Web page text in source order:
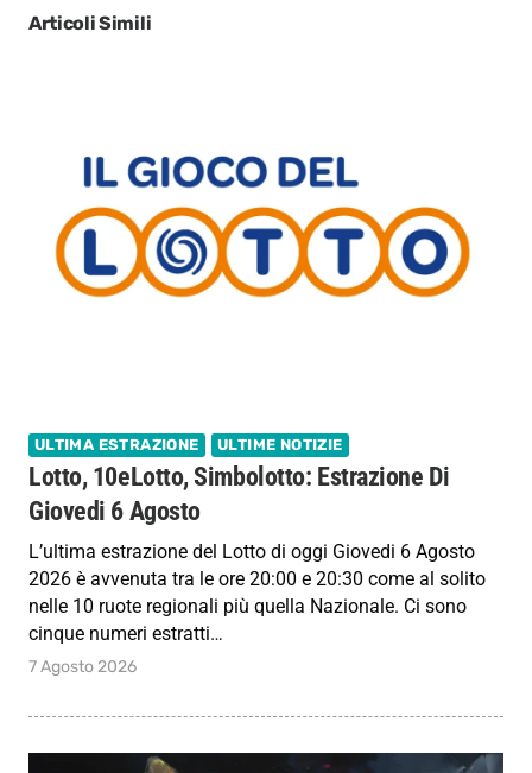
Articoli Simili
ULTIMA ESTRAZIONE ULTIME NOTIZIE
Lotto, 10eLotto, Simbolotto: Estrazione Di
Giovedi 6 Agosto
L’ultima estrazione del Lotto di oggi Giovedi 6 Agosto
2026 è avvenuta tra le ore 20:00 e 20:30 come al solito
nelle 10 ruote regionali più quella Nazionale. Ci sono
cinque numeri estratti…
7 Agosto 2026